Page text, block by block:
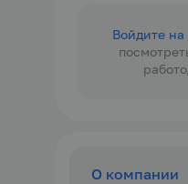
Войдите на
О компании